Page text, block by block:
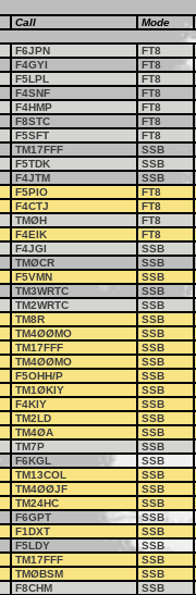
Call Mode
F6JPN FT8
F4GYI FT8
F5LPL FT8
F4SNF FT8
F4HMP FT8
F8STC FT8
F5SFT FT8
TM17FFF SSB
F5TDK SSB
F4JTM SSB
F5PIO FT8
F4CTJ FT8
TMØH FT8
F4EIK FT8
F4JGI SSB
TMØCR SSB
F5VMN SSB
TM3WRTC SSB
TM2WRTC SSB
TM8R SSB
TM4ØØMO SSB
TM17FFF SSB
TM4ØØMO SSB
F5OHH/P SSB
TM1ØKIY SSB
F4KIY SSB
TM2LD SSB
TM4ØA SSB
TM7P SSB
F6KGL SSB
TM13COL SSB
TM4ØØJF SSB
TM24HC SSB
F6GPT SSB
F1DXT SSB
F5LDY SSB
TM17FFF SSB
TMØBSM SSB
F8CHM SSB